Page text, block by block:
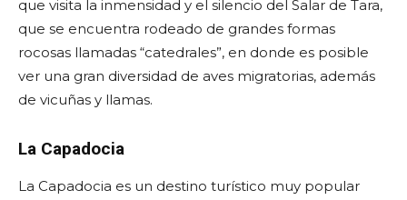
que visita la inmensidad y el silencio del Salar de Tara,
que se encuentra rodeado de grandes formas
rocosas llamadas “catedrales”, en donde es posible
ver una gran diversidad de aves migratorias, además
de vicuñas y llamas.
La Capadocia
La Capadocia es un destino turístico muy popular